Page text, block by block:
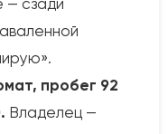
— сзади
пробег 92
Владелец —